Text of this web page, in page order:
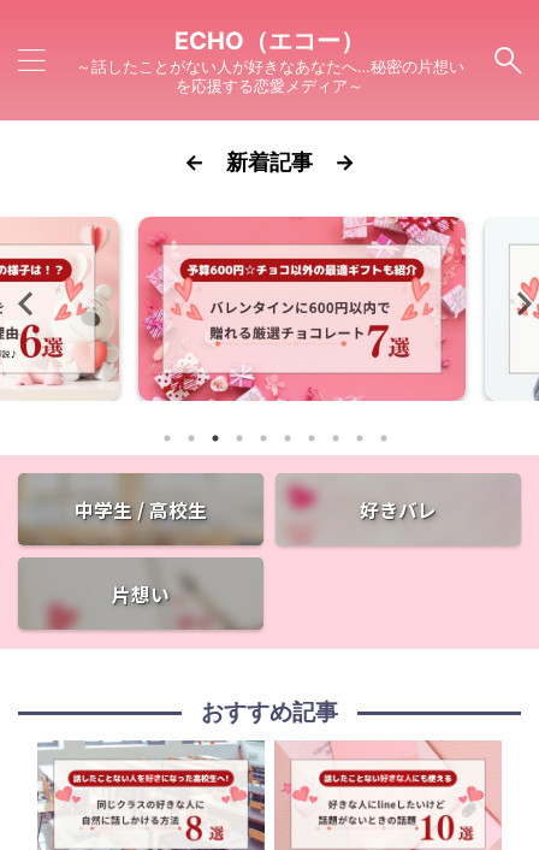
ECHO（エコー）
～話したことがない人が好きなあなたへ…秘密の片想い
を応援する恋愛メディア～
← 新着記事 →
中学生 / 高校生 好きバレ
片想い
おすすめ記事